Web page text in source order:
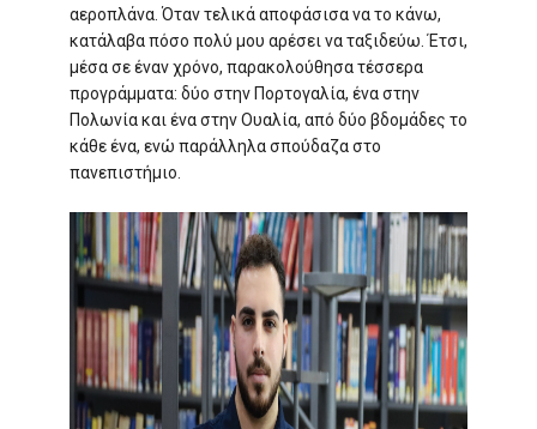
αεροπλάνα. Όταν τελικά αποφάσισα να το κάνω,
κατάλαβα πόσο πολύ μου αρέσει να ταξιδεύω. Έτσι,
μέσα σε έναν χρόνο, παρακολούθησα τέσσερα
προγράμματα: δύο στην Πορτογαλία, ένα στην
Πολωνία και ένα στην Ουαλία, από δύο βδομάδες το
κάθε ένα, ενώ παράλληλα σπούδαζα στο
πανεπιστήμιο.